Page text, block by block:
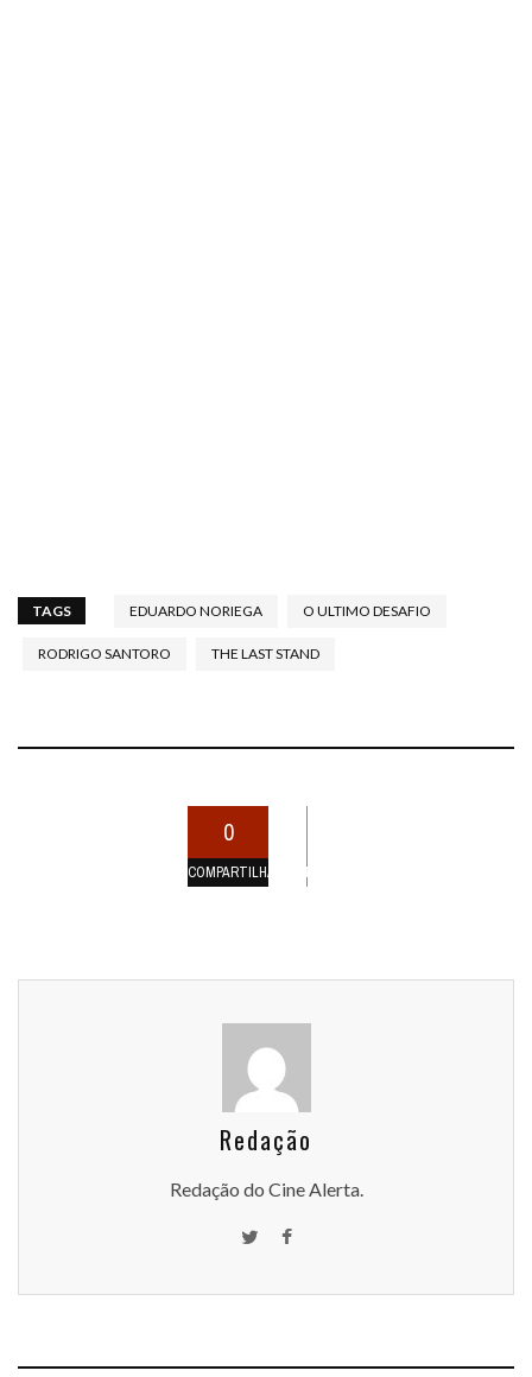
TAGS EDUARDO NORIEGA O ULTIMO DESAFIO
RODRIGO SANTORO THE LAST STAND
0
COMPARTILHAMENTOS
Redação
Redação do Cine Alerta.